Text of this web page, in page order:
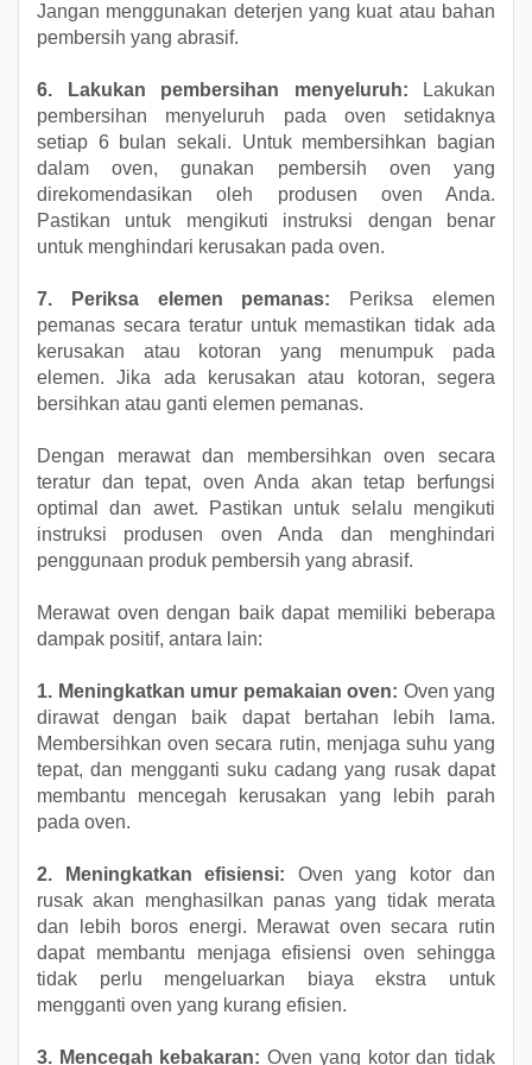
Jangan menggunakan deterjen yang kuat atau bahan
pembersih yang abrasif.
6. Lakukan pembersihan menyeluruh:
Lakukan
pembersihan menyeluruh pada oven setidaknya
setiap 6 bulan sekali. Untuk membersihkan bagian
dalam oven, gunakan pembersih oven yang
direkomendasikan oleh produsen oven Anda.
Pastikan untuk mengikuti instruksi dengan benar
untuk menghindari kerusakan pada oven.
7. Periksa elemen pemanas:
Periksa elemen
pemanas secara teratur untuk memastikan tidak ada
kerusakan atau kotoran yang menumpuk pada
elemen. Jika ada kerusakan atau kotoran, segera
bersihkan atau ganti elemen pemanas.
Dengan merawat dan membersihkan oven secara
teratur dan tepat, oven Anda akan tetap berfungsi
optimal dan awet. Pastikan untuk selalu mengikuti
instruksi produsen oven Anda dan menghindari
penggunaan produk pembersih yang abrasif.
Merawat oven dengan baik dapat memiliki beberapa
dampak positif, antara lain:
1. Meningkatkan umur pemakaian oven: Oven yang
dirawat dengan baik dapat bertahan lebih lama.
Membersihkan oven secara rutin, menjaga suhu yang
tepat, dan mengganti suku cadang yang rusak dapat
membantu mencegah kerusakan yang lebih parah
pada oven.
2. Meningkatkan efisiensi: Oven yang kotor dan
rusak akan menghasilkan panas yang tidak merata
dan lebih boros energi. Merawat oven secara rutin
dapat membantu menjaga efisiensi oven sehingga
tidak perlu mengeluarkan biaya ekstra untuk
mengganti oven yang kurang efisien.
3. Mencegah kebakaran: Oven yang kotor dan tidak